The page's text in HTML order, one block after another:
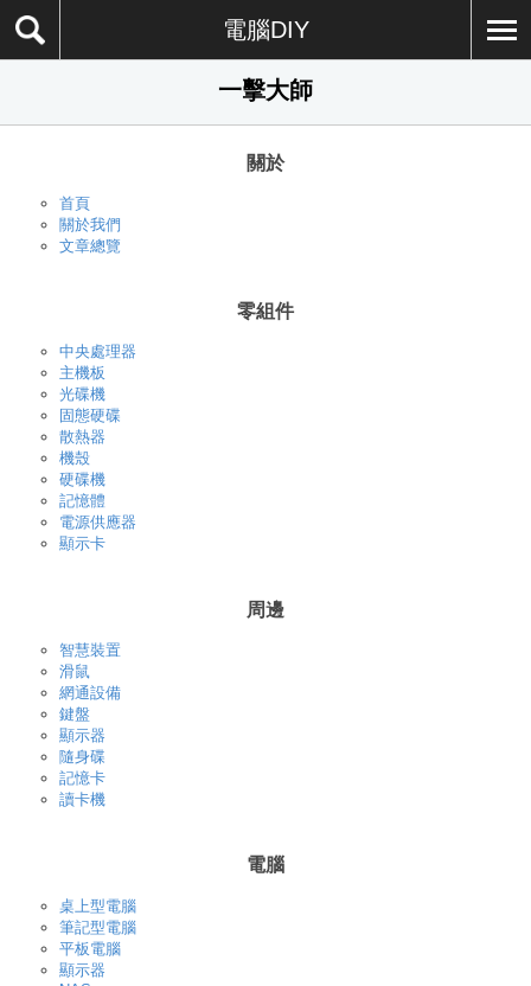
電腦DIY
一擊大師
關於
首頁
關於我們
文章總覽
零組件
中央處理器
主機板
光碟機
固態硬碟
散熱器
機殼
硬碟機
記憶體
電源供應器
顯示卡
周邊
智慧裝置
滑鼠
網通設備
鍵盤
顯示器
隨身碟
記憶卡
讀卡機
電腦
桌上型電腦
筆記型電腦
平板電腦
顯示器